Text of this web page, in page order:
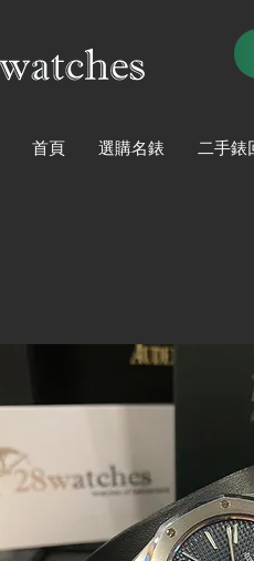
首頁 選購名錶 二手錶